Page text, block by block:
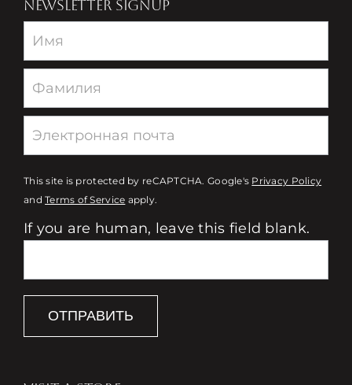
NEWSLETTER SIGNUP
Newsletter
This site is protected by reCAPTCHA. Google's Privacy Policy
andTerms of Service apply.
If you are human, leave this field blank.
ОТПРАВИТЬ